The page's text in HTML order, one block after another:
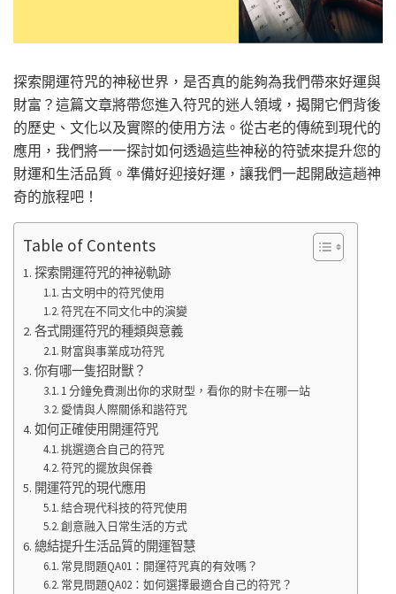
探索開運符咒的神秘世界，是否真的能夠為我們帶來好運與
財富？這篇文章將帶您進入符咒的迷人領域，揭開它們背後
的歷史、文化以及實際的使用方法。從古老的傳統到現代的
應用，我們將一一探討如何透過這些神秘的符號來提升您的
財運和生活品質。準備好迎接好運，讓我們一起開啟這趟神
奇的旅程吧！
Table of Contents
探索開運符咒的神祕軌跡
古文明中的符咒使用
符咒在不同文化中的演變
各式開運符咒的種類與意義
財富與事業成功符咒
你有哪一隻招財獸？
1 分鐘免費測出你的求財型，看你的財卡在哪一站
愛情與人際關係和諧符咒
如何正確使用開運符咒
挑選適合自己的符咒
符咒的擺放與保養
開運符咒的現代應用
結合現代科技的符咒使用
創意融入日常生活的方式
總結提升生活品質的開運智慧
常見問題QA01：開運符咒真的有效嗎？
常見問題QA02：如何選擇最適合自己的符咒？